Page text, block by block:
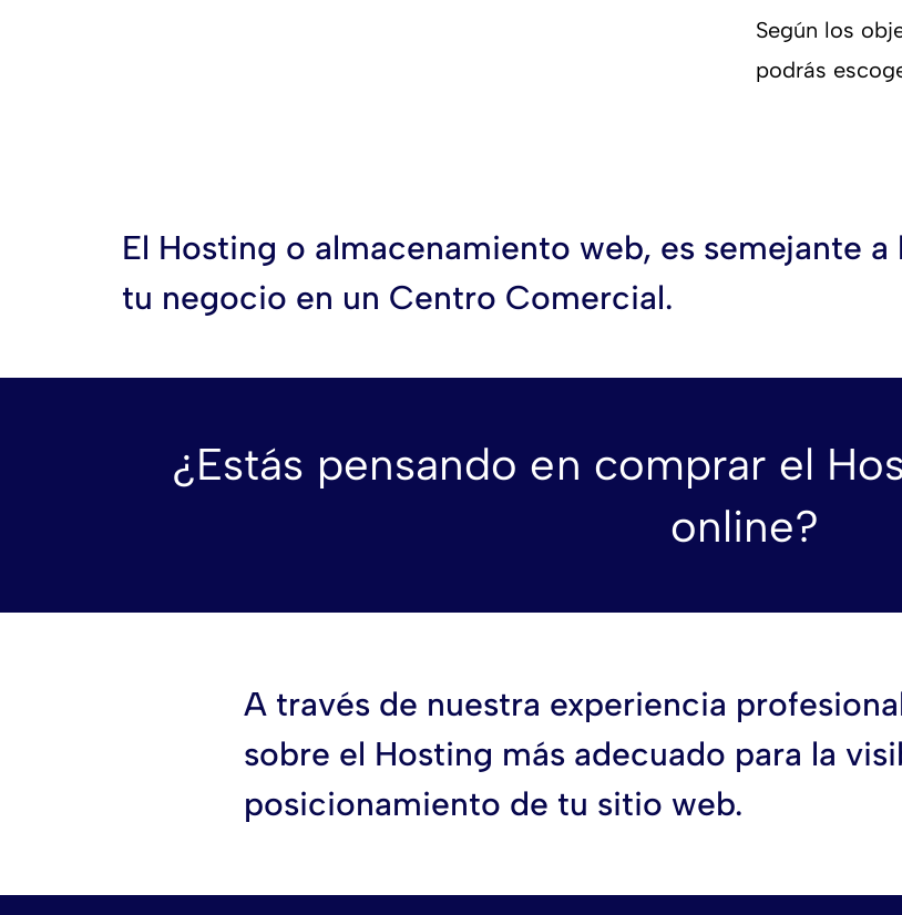
Según los
podrás
El Hosting o almacenamiento web, es semejante
tu negocio en un Centro Comercial.
¿Estás pensando en comprar el
online?
A través de nuestra experiencia
sobre el Hosting más adecuado para la
posicionamiento de tu sitio web.